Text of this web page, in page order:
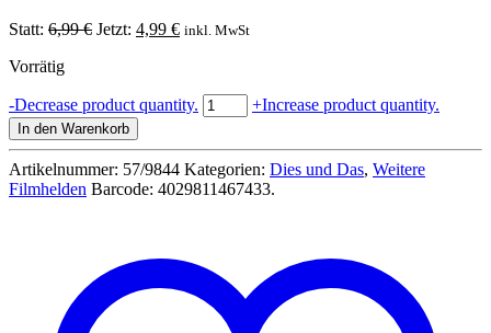
Statt: 6,99€ Ursprünglicher
Jetzt: 4,99 €Aktueller
inkl. MwSt
Vorrätig
-Decrease product quantity. Wackelfigur
Original
Bean
mit
Teddy
14
cm
Menge
+Increase product quantity.
In den Warenkorb
Artikelnummer: 57/9844 Kategorien: Dies und Das, Weitere
Filmhelden Barcode: 4029811467433.